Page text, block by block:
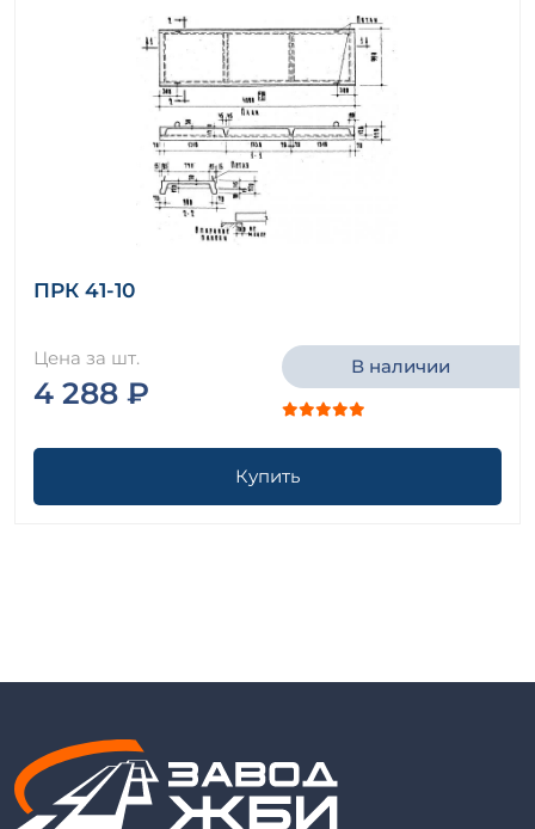
ПРК 41-10
Цена за шт.
4 288 ₽
В наличии
Купить